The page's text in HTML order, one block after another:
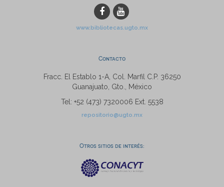
www.bibliotecas.ugto.mx
Contacto
Fracc. El Establo 1-A, Col. Marfil C.P. 36250
Guanajuato, Gto., México
Tel: +52 (473) 7320006 Ext. 5538
repositorio@ugto.mx
Otros sitios de interés: